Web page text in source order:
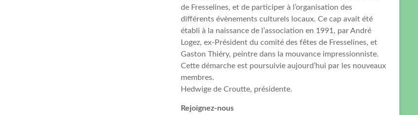
de Fresselines, et de participer à l’organisation des
différents évènements culturels locaux. Ce cap avait été
établi à la naissance de l’association en 1991, par André
Logez, ex-Président du comité des fêtes de Fresselines, et
Gaston Thiéry, peintre dans la mouvance impressionniste.
Cette démarche est poursuivie aujourd’hui par les nouveaux
membres.
Hedwige de Croutte, présidente.
Rejoignez-nous